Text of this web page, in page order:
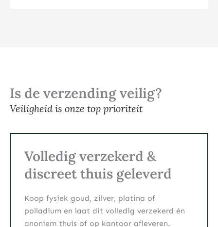
Is de verzending veilig?
Veiligheid is onze top prioriteit
Volledig verzekerd &
discreet thuis geleverd
Koop fysiek goud, zilver, platina of
palladium en laat dit volledig verzekerd én
anoniem thuis of op kantoor afleveren.